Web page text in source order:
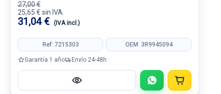
27,00 €
25,65 € sin IVA.
31,04 € (IVA incl.)
Ref: 7215303 OEM: 3R9945094
Garantía 1 año Envío 24-48h